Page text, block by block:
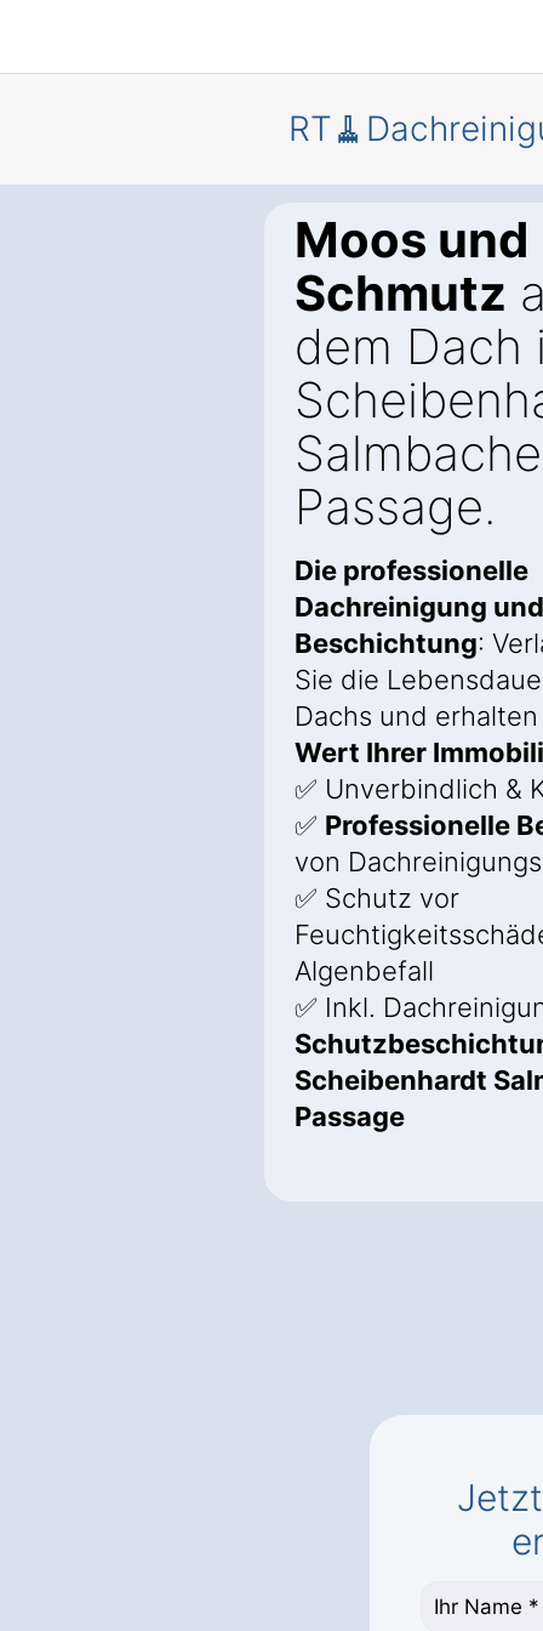
Moos und
Schmutz
dem Dach
Passage.
Die professionelle
Dachreinigung und
Beschichtung:
Sie die
Dachs und
Wert Ihrer
✅ Unverbindlich &
✅ Professionelle
von
✅ Schutz vor
Algenbefall
✅ Inkl.
Scheibenhardt
Passage